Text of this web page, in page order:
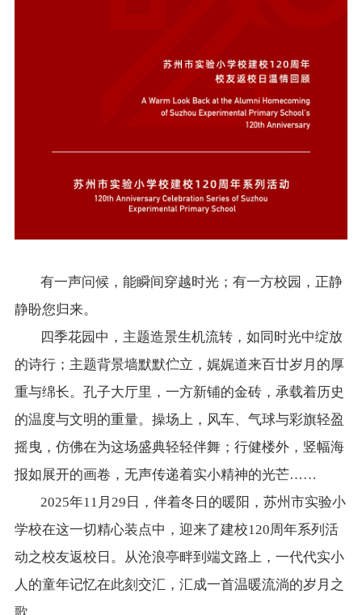
有一声问候，能瞬间穿越时光；有一方校园，正静
静盼您归来。
四季花园中，主题造景生机流转，如同时光中绽放
的诗行；主题背景墙默默伫立，娓娓道来百廿岁月的厚
重与绵长。孔子大厅里，一方新铺的金砖，承载着历史
的温度与文明的重量。操场上，风车、气球与彩旗轻盈
摇曳，仿佛在为这场盛典轻轻伴舞；行健楼外，竖幅海
报如展开的画卷，无声传递着实小精神的光芒……
2025年11月29日，伴着冬日的暖阳，苏州市实验小
学校在这一切精心装点中，迎来了建校120周年系列活
动之校友返校日。从沧浪亭畔到端文路上，一代代实小
人的童年记忆在此刻交汇，汇成一首温暖流淌的岁月之
歌。